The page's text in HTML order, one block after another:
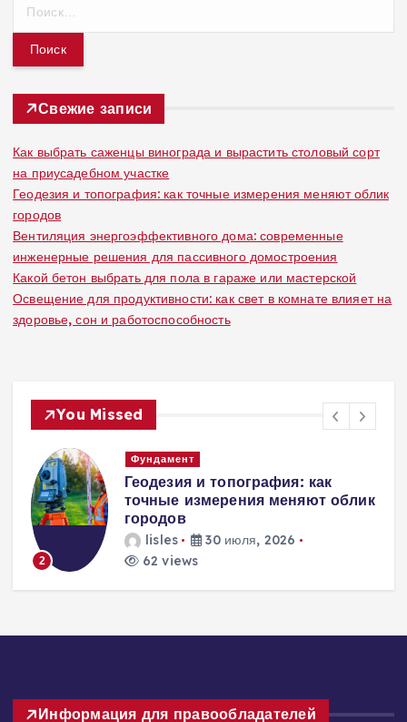
т
Свежие записи
Как выбрать саженцы винограда и вырастить столовый сорт
на приусадебном участке
Геодезия и топография: как точные измерения меняют облик
городов
Вентиляция энергоэффективного дома: современные
инженерные решения для пассивного домостроения
Какой бетон выбрать для пола в гараже или мастерской
Освещение для продуктивности: как свет в комнате влияет на
здоровье, сон и работоспособность
You Missed
Вентиляция
Вентиляция
энергоэффективного дома:
современные инженерные
решения для пассивного
домостроения